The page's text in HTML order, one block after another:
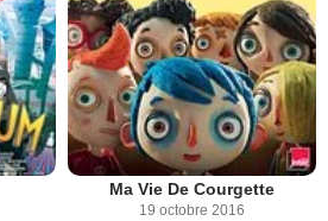
Ma Vie De Courgette
19 octobre 2016